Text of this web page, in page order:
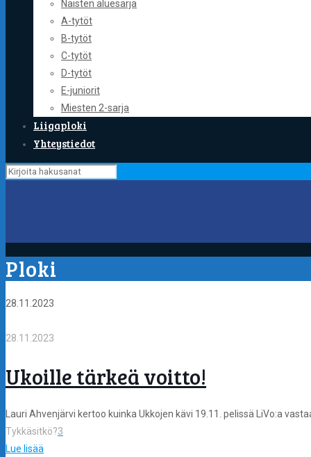
Naisten aluesarja
A-tytöt
B-tytöt
C-tytöt
D-tytöt
E-juniorit
Miesten 2-sarja
Liigaploki
Yhteystiedot
Ploki
28.11.2023
28.11.2023
Ukoille tärkeä voitto!
Lauri Ahvenjärvi kertoo kuinka Ukkojen kävi 19.11. pelissä LiVo:a
Tykkäsitkö?3
Lue lisää